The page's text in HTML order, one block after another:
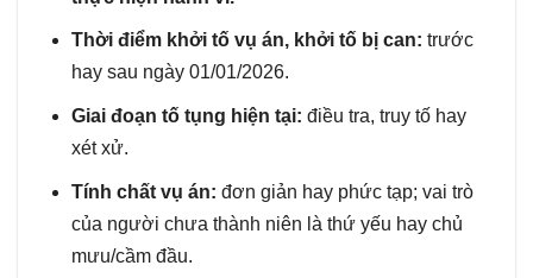
Thời điểm khởi tố vụ án, khởi tố bị can: trước
hay sau ngày 01/01/2026.
Giai đoạn tố tụng hiện tại: điều tra, truy tố hay
xét xử.
Tính chất vụ án: đơn giản hay phức tạp; vai trò
của người chưa thành niên là thứ yếu hay chủ
mưu/cầm đầu.